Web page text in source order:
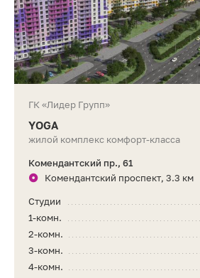
ГК «Лидер Групп»
YOGA
жилой комплекс комфорт-класса
Комендантский пр., 61
Комендантский проспект, 3.3 км
Студии
1-комн.
2-комн.
3-комн.
4-комн.